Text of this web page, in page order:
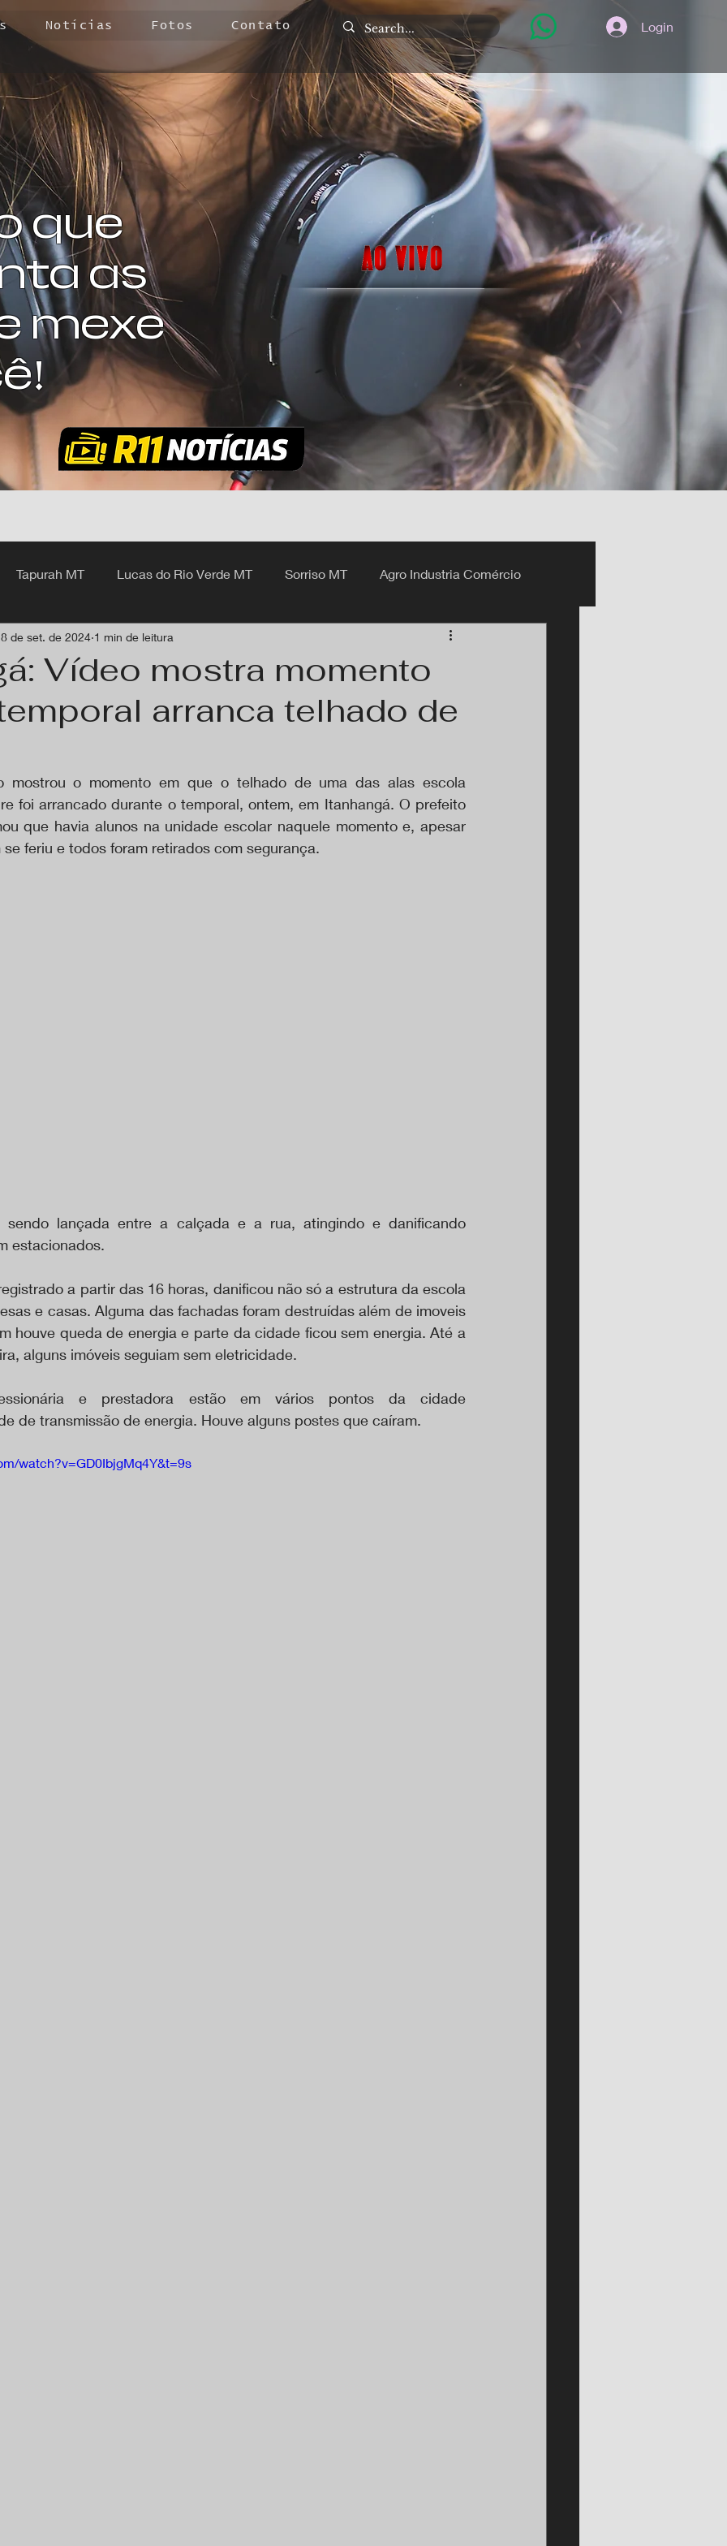
Notícias Fotos Contato Login
que
as
mexe
Tapurah MT Lucas do Rio Verde MT Sorriso MT Agro Industria Comércio
MT
Vídeo mostra momento
arranca telhado de
de set. de 2024 1 min de leitura
mostrou o momento em que o telhado de uma das alas escola
foi arrancado durante o temporal, ontem, em Itanhangá. O prefeito
que havia alunos na unidade escolar naquele momento e, apesar
feriu e todos foram retirados com segurança.
sendo lançada entre a calçada e a rua, atingindo e danificando
estacionados.
a partir das 16 horas, danificou não só a estrutura da escola
e casas. Alguma das fachadas foram destruídas além de imoveis
houve queda de energia e parte da cidade ficou sem energia. Até a
alguns imóveis seguiam sem eletricidade.
e prestadora estão em vários pontos da cidade
de transmissão de energia. Houve alguns postes que caíram.
watch?v=GD0IbjgMq4Y&t=9s